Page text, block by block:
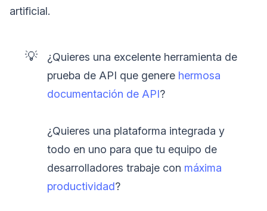
artificial.
💡
¿Quieres una excelente herramienta de
prueba de API que genere hermosa
documentación de API?
¿Quieres una plataforma integrada y
todo en uno para que tu equipo de
desarrolladores trabaje con máxima
productividad?